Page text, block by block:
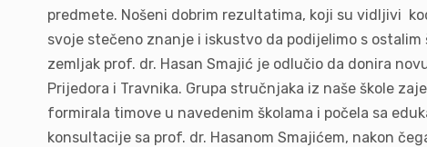
predmete. Nošeni dobrim rezultatima, koji su vidljivi
svoje stečeno znanje i iskustvo da podijelimo s ostalim
zemljak prof. dr. Hasan Smajić je odlučio da donira
Prijedora i Travnika. Grupa stručnjaka iz naše škole
formirala timove u navedenim školama i počela sa
konsultacije sa prof. dr. Hasanom Smajićem, nakon